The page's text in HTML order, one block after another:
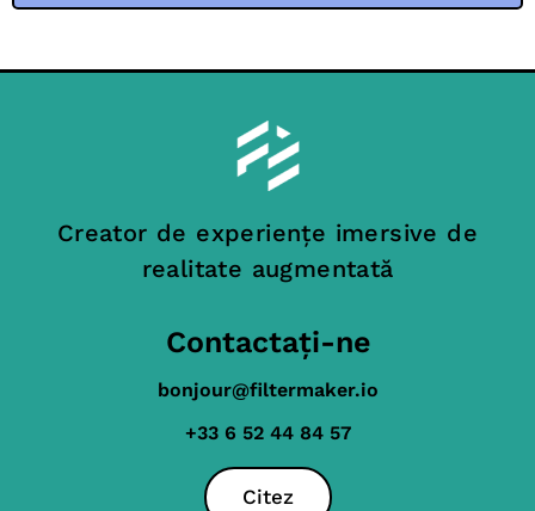
Creator de experiențe imersive de
realitate augmentată
Contactați-ne
bonjour@filtermaker.io
+33 6 52 44 84 57
Citez